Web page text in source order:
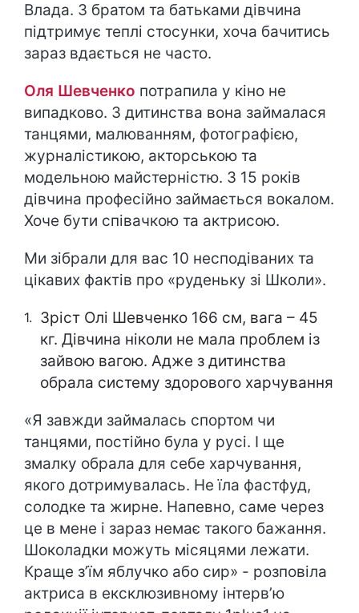
Влада. З братом та батьками дівчина
підтримує теплі стосунки, хоча бачитись
зараз вдається не часто.
Оля Шевченко потрапила у кіно не
випадково. З дитинства вона займалася
танцями, малюванням, фотографією,
журналістикою, акторською та
модельною майстерністю. З 15 років
дівчина професійно займається вокалом.
Хоче бути співачкою та актрисою.
Ми зібрали для вас 10 несподіваних та
цікавих фактів про «руденьку зі Школи».
Зріст Олі Шевченко 166 см, вага – 45
кг. Дівчина ніколи не мала проблем із
зайвою вагою. Адже з дитинства
обрала систему здорового харчування
«Я завжди займалась спортом чи
танцями, постійно була у русі. І ще
змалку обрала для себе харчування,
якого дотримувалась. Не їла фастфуд,
солодке та жирне. Напевно, саме через
це в мене і зараз немає такого бажання.
Шоколадки можуть місяцями лежати.
Краще з’їм яблучко або сир» - розповіла
актриса в ексклюзивному інтерв’ю